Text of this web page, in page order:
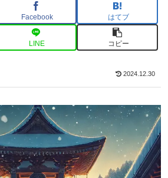
Facebook はてブ
LINE コピー
2024.12.30